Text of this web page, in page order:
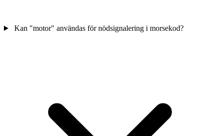
Kan "motor" användas för nödsignalering i morsekod?